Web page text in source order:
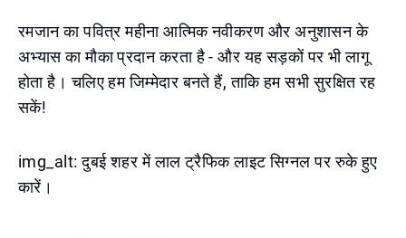
रमजान का पवित्र महीना आत्मिक नवीकरण और अनुशासन के
अभ्यास का मौका प्रदान करता है - और यह सड़कों पर भी लागू
होता है। चलिए हम जिम्मेदार बनते हैं, ताकि हम सभी सुरक्षित रह
सकें!
img_alt: दुबई शहर में लाल ट्रैफिक लाइट सिग्नल पर रुके हुए
कारें।